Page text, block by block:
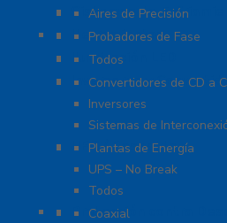
Sistemas de
Aires de Precisión
Herramientas
Probadores de Fase
Iluminación LED
Todos
Inversores y
Convertidores de CD a
Inversores
Sistemas de
UPS / Respaldo
Plantas de Energía
UPS – No Break
Todos
Protección contra
Coaxial